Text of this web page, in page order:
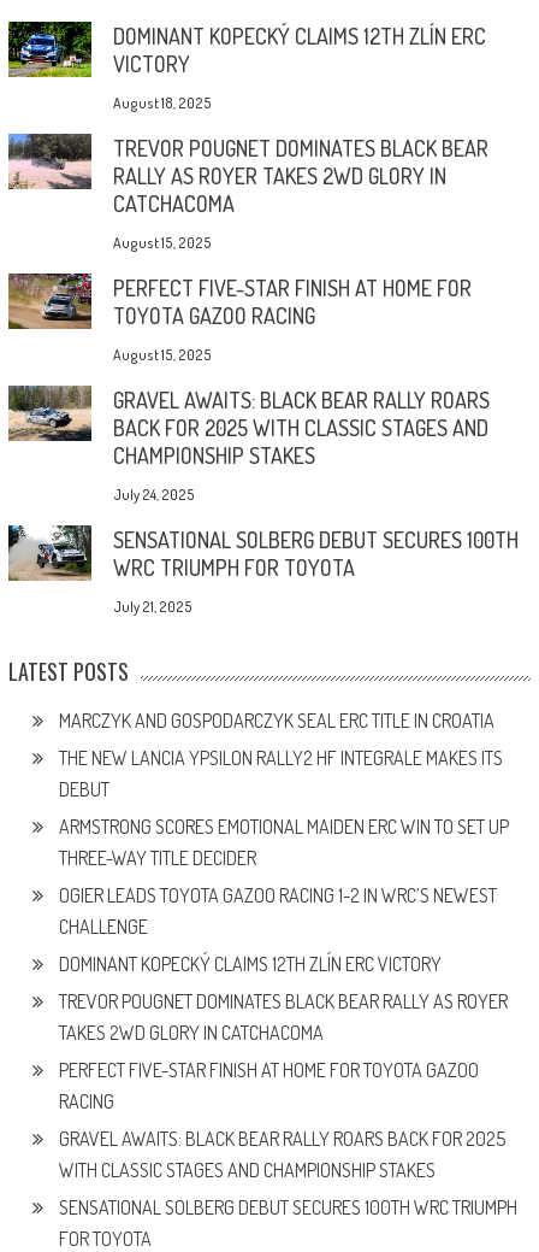
DOMINANT KOPECKÝ CLAIMS 12TH ZLÍN ERC
VICTORY
August 18, 2025
TREVOR POUGNET DOMINATES BLACK BEAR
RALLY AS ROYER TAKES 2WD GLORY IN
CATCHACOMA
August 15, 2025
PERFECT FIVE-STAR FINISH AT HOME FOR
TOYOTA GAZOO RACING
August 15, 2025
GRAVEL AWAITS: BLACK BEAR RALLY ROARS
BACK FOR 2025 WITH CLASSIC STAGES AND
CHAMPIONSHIP STAKES
July 24, 2025
SENSATIONAL SOLBERG DEBUT SECURES 100TH
WRC TRIUMPH FOR TOYOTA
July 21, 2025
LATEST POSTS
MARCZYK AND GOSPODARCZYK SEAL ERC TITLE IN CROATIA
THE NEW LANCIA YPSILON RALLY2 HF INTEGRALE MAKES ITS
DEBUT
ARMSTRONG SCORES EMOTIONAL MAIDEN ERC WIN TO SET UP
THREE-WAY TITLE DECIDER
OGIER LEADS TOYOTA GAZOO RACING 1-2 IN WRC’S NEWEST
CHALLENGE
DOMINANT KOPECKÝ CLAIMS 12TH ZLÍN ERC VICTORY
TREVOR POUGNET DOMINATES BLACK BEAR RALLY AS ROYER
TAKES 2WD GLORY IN CATCHACOMA
PERFECT FIVE-STAR FINISH AT HOME FOR TOYOTA GAZOO
RACING
GRAVEL AWAITS: BLACK BEAR RALLY ROARS BACK FOR 2025
WITH CLASSIC STAGES AND CHAMPIONSHIP STAKES
SENSATIONAL SOLBERG DEBUT SECURES 100TH WRC TRIUMPH
FOR TOYOTA